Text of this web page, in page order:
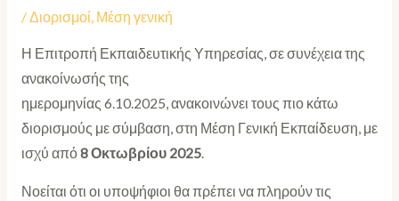
/Διορισμοί, Μέση γενική
Η Επιτροπή Εκπαιδευτικής Υπηρεσίας, σε συνέχεια της
ανακοίνωσής της
ημερομηνίας 6.10.2025, ανακοινώνει τους πιο κάτω
διορισμούς με σύμβαση, στη Μέση Γενική Εκπαίδευση, με
ισχύ από8 Οκτωβρίου2025.
Νοείται ότι οι υποψήφιοι θα πρέπει να πληρούν τις